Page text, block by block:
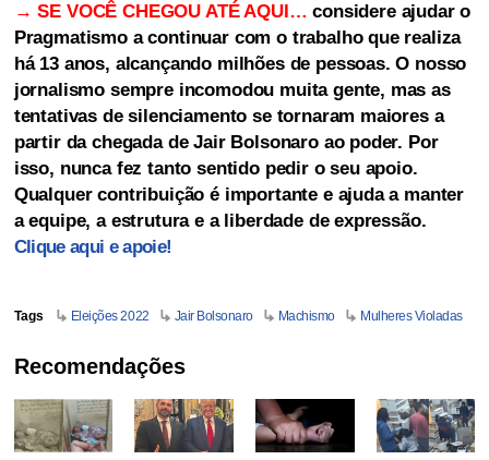
→ SE VOCÊ CHEGOU ATÉ AQUI… considere ajudar o
Pragmatismo a continuar com o trabalho que realiza
há 13 anos, alcançando milhões de pessoas. O nosso
jornalismo sempre incomodou muita gente, mas as
tentativas de silenciamento se tornaram maiores a
partir da chegada de Jair Bolsonaro ao poder. Por
isso, nunca fez tanto sentido pedir o seu apoio.
Qualquer contribuição é importante e ajuda a manter
a equipe, a estrutura e a liberdade de expressão.
Clique aqui e apoie!
Tags Eleições 2022 Jair Bolsonaro Machismo Mulheres Violadas
Recomendações